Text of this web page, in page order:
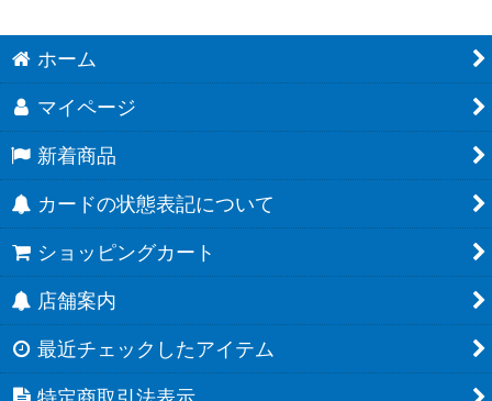
ホーム
マイページ
新着商品
カードの状態表記について
ショッピングカート
店舗案内
最近チェックしたアイテム